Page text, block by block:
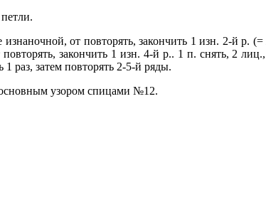
от повторять, закончить 1 изн. 2-й р.
закончить 1 изн. 4-й р.. 1 п. снять, 2
раз, затем повторять 2-5-й ряды.
основным узором спицами №12.